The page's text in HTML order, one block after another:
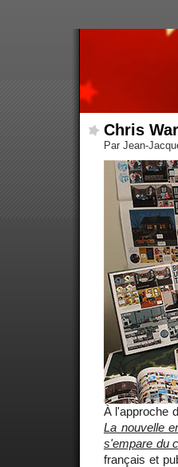
Chris
Par Jean-
À l'approche
La nouvelle
s'empare du
français et